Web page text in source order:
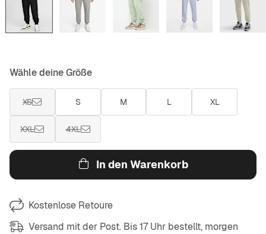
Wähle deine Größe
XS S M L XL
XXL 4XL
In den Warenkorb
Kostenlose Retoure
Versand mit der Post. Bis 17 Uhr bestellt, morgen